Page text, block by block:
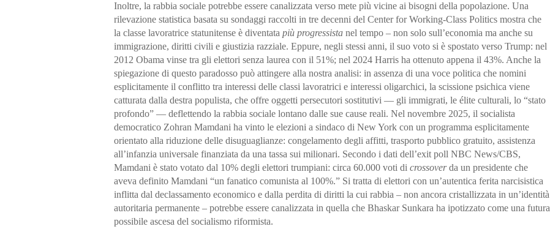
Inoltre, la rabbia sociale potrebbe essere canalizzata verso mete più vicine ai bisogni della popolazione. Una
rilevazione statistica basata su sondaggi raccolti in tre decenni del Center for Working-Class Politics mostra che
la classe lavoratrice statunitense è diventata più progressista nel tempo – non solo sull’economia ma anche su
immigrazione, diritti civili e giustizia razziale. Eppure, negli stessi anni, il suo voto si è spostato verso Trump: nel
2012 Obama vinse tra gli elettori senza laurea con il 51%; nel 2024 Harris ha ottenuto appena il 43%. Anche la
spiegazione di questo paradosso può attingere alla nostra analisi: in assenza di una voce politica che nomini
esplicitamente il conflitto tra interessi delle classi lavoratrici e interessi oligarchici, la scissione psichica viene
catturata dalla destra populista, che offre oggetti persecutori sostitutivi — gli immigrati, le élite culturali, lo “stato
profondo” — deflettendo la rabbia sociale lontano dalle sue cause reali. Nel novembre 2025, il socialista
democratico Zohran Mamdani ha vinto le elezioni a sindaco di New York con un programma esplicitamente
orientato alla riduzione delle disuguaglianze: congelamento degli affitti, trasporto pubblico gratuito, assistenza
all’infanzia universale finanziata da una tassa sui milionari. Secondo i dati dell’exit poll NBC News/CBS,
Mamdani è stato votato dal 10% degli elettori trumpiani: circa 60.000 voti di crossoverda un presidente che
aveva definito Mamdani “un fanatico comunista al 100%.” Si tratta di elettori con un’autentica ferita narcisistica
inflitta dal declassamento economico e dalla perdita di diritti la cui rabbia – non ancora cristallizzata in un’identità
autoritaria permanente – potrebbe essere canalizzata in quella che Bhaskar Sunkara ha ipotizzato come una futura
possibile ascesa del socialismo riformista.